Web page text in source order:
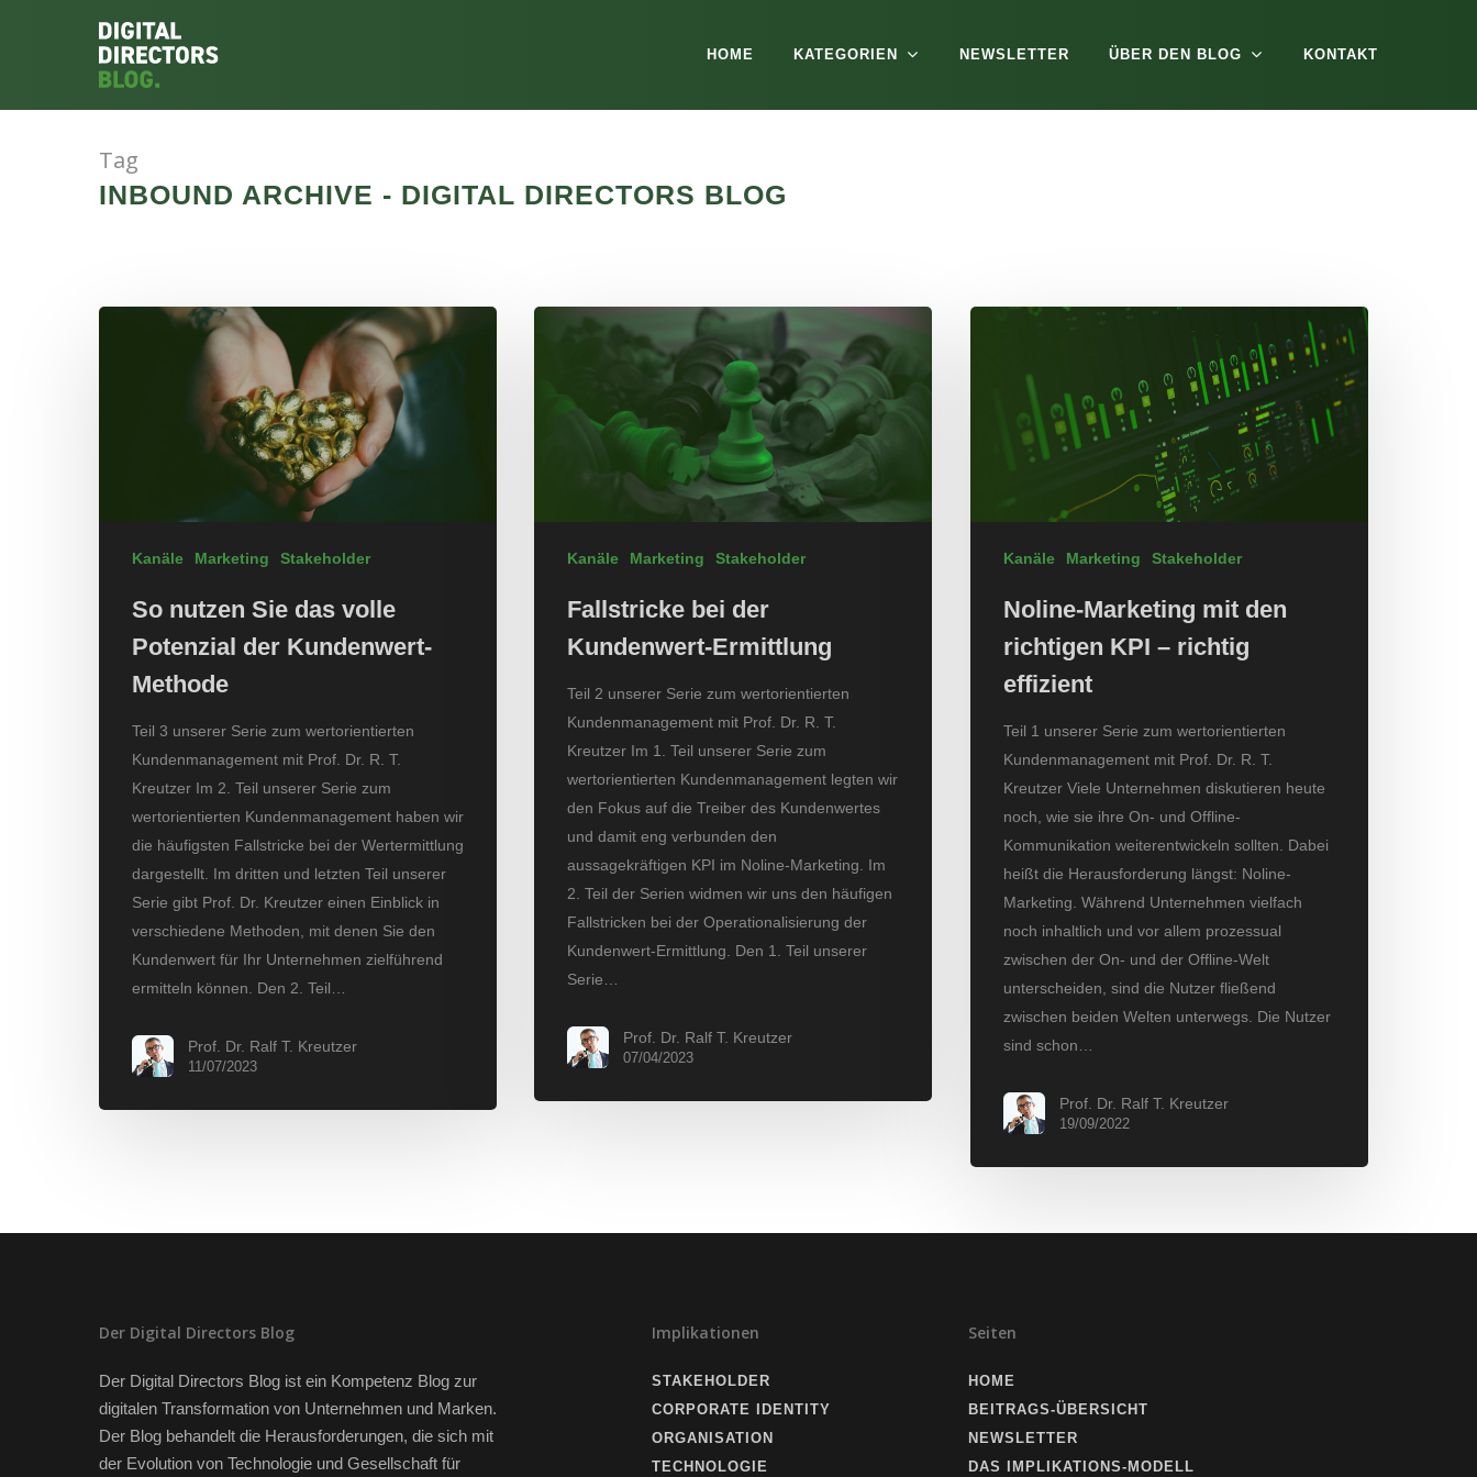
Hit enter to search or ESC to close
HOME KATEGORIEN NEWSLETTER ÜBER DEN BLOG KONTAKT
Tag
INBOUND ARCHIVE - DIGITAL DIRECTORS BLOG
Kanäle Marketing Stakeholder
So nutzen Sie das volle
Potenzial der Kundenwert-
Methode
Teil 3 unserer Serie zum wertorientierten
Kundenmanagement mit Prof. Dr. R. T.
Kreutzer Im 2. Teil unserer Serie zum
wertorientierten Kundenmanagement haben wir
die häufigsten Fallstricke bei der Wertermittlung
dargestellt. Im dritten und letzten Teil unserer
Serie gibt Prof. Dr. Kreutzer einen Einblick in
verschiedene Methoden, mit denen Sie den
Kundenwert für Ihr Unternehmen zielführend
ermitteln können. Den 2. Teil…
Prof. Dr. Ralf T. Kreutzer
11/07/2023
Kanäle Marketing Stakeholder
Fallstricke bei der
Kundenwert-Ermittlung
Teil 2 unserer Serie zum wertorientierten
Kundenmanagement mit Prof. Dr. R. T.
Kreutzer Im 1. Teil unserer Serie zum
wertorientierten Kundenmanagement legten wir
den Fokus auf die Treiber des Kundenwertes
und damit eng verbunden den
aussagekräftigen KPI im Noline-Marketing. Im
2. Teil der Serien widmen wir uns den häufigen
Fallstricken bei der Operationalisierung der
Kundenwert-Ermittlung. Den 1. Teil unserer
Serie…
Prof. Dr. Ralf T. Kreutzer
07/04/2023
Kanäle Marketing Stakeholder
Noline-Marketing mit den
richtigen KPI – richtig
effizient
Teil 1 unserer Serie zum wertorientierten
Kundenmanagement mit Prof. Dr. R. T.
Kreutzer Viele Unternehmen diskutieren heute
noch, wie sie ihre On- und Offline-
Kommunikation weiterentwickeln sollten. Dabei
heißt die Herausforderung längst: Noline-
Marketing. Während Unternehmen vielfach
noch inhaltlich und vor allem prozessual
zwischen der On- und der Offline-Welt
unterscheiden, sind die Nutzer fließend
zwischen beiden Welten unterwegs. Die Nutzer
sind schon…
Prof. Dr. Ralf T. Kreutzer
19/09/2022
Der Digital Directors Blog
Der Digital Directors Blog ist ein Kompetenz Blog zur
digitalen Transformation von Unternehmen und Marken.
Der Blog behandelt die Herausforderungen, die sich mit
der Evolution von Technologie und Gesellschaft für
Implikationen
STAKEHOLDER
CORPORATE IDENTITY
ORGANISATION
TECHNOLOGIE
Seiten
HOME
BEITRAGS-ÜBERSICHT
NEWSLETTER
DAS IMPLIKATIONS-MODELL